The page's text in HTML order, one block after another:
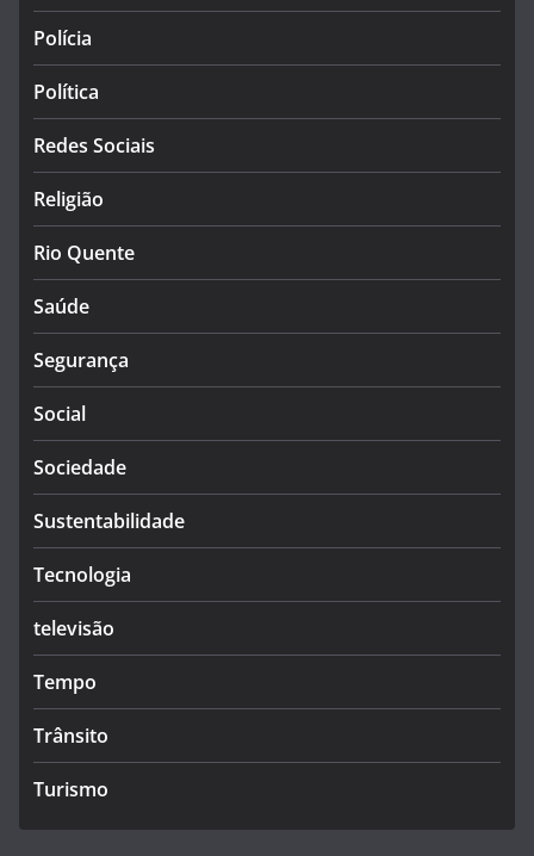
Polícia
Política
Redes Sociais
Religião
Rio Quente
Saúde
Segurança
Social
Sociedade
Sustentabilidade
Tecnologia
televisão
Tempo
Trânsito
Turismo